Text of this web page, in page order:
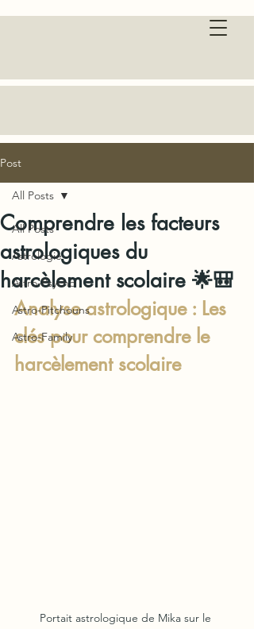
Post
All Posts
Astrologie
Astro-Psycho
Astro-Pitchouns
Astro-Family
All Posts
Comprendre les facteurs
astrologiques du
harcèlement scolaire 🌟🎒
Analyse astrologique : Les
clés pour comprendre le
harcèlement scolaire
Portait astrologique de Mika sur le